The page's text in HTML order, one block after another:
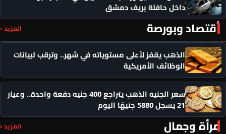
داخل حافلة بريف دمشق
أقتصاد وبورصة المزيد ‹
الذهب يقفز لأعلى مستوياته في شهر.. وترقب لبيانات
الوظائف الأمريكية
سعر الجنيه الذهب يتراجع 400 جنيه دفعة واحدة.. وعيار
21 يسجل 5880 جنيهًا اليوم
مرأة وجمال المزيد ‹